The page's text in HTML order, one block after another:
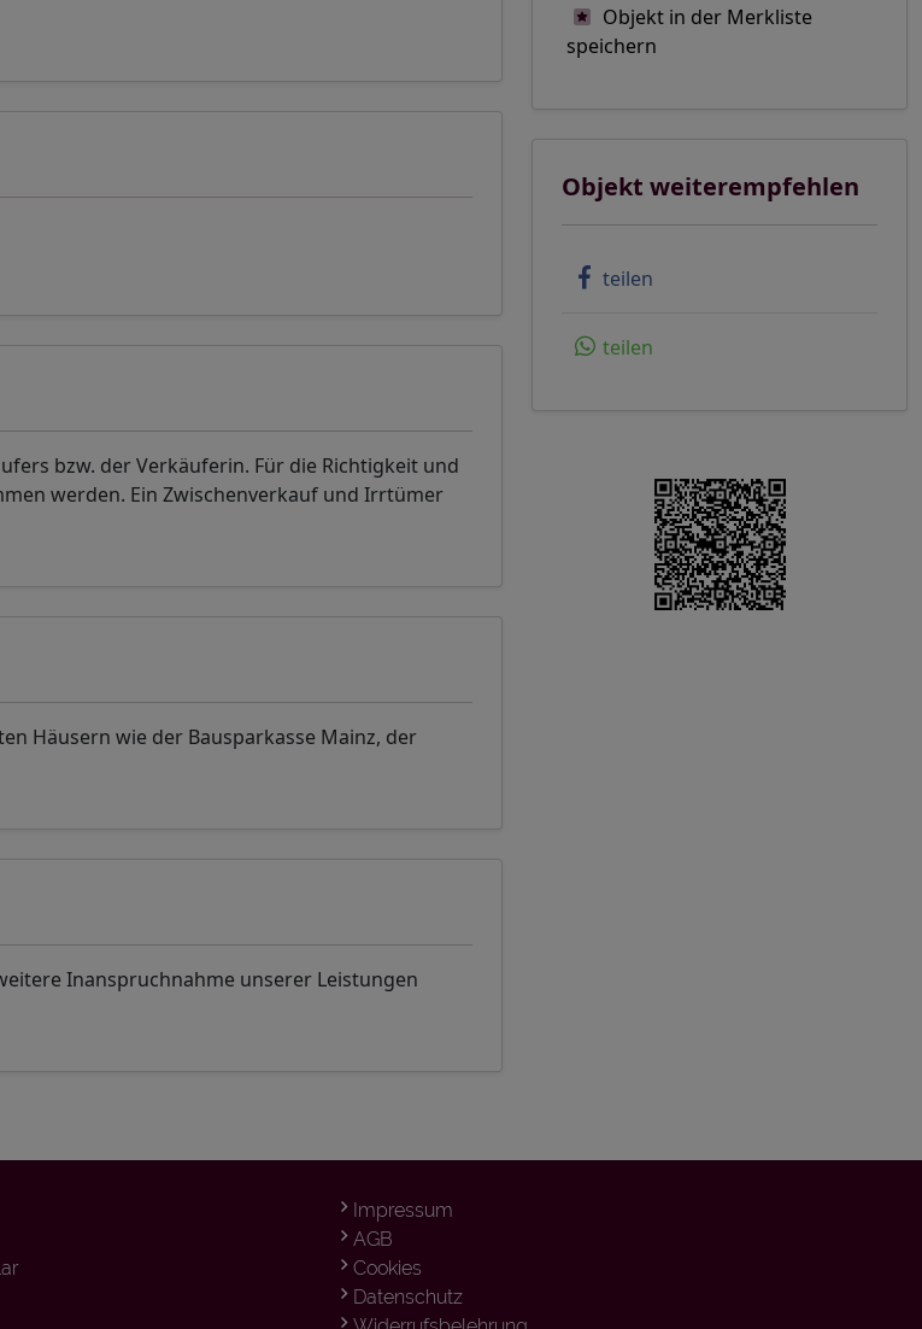
bzw. der Verkäuferin. Für die Richtigkeit und
werden. Ein Zwischenverkauf und Irrtümer
Häusern wie der Bausparkasse Mainz, der
Inanspruchnahme unserer Leistungen
Objekt in der Merkliste
speichern
Objekt weiterempfehlen
teilen
teilen
Impressum
AGB
Cookies
Datenschutz